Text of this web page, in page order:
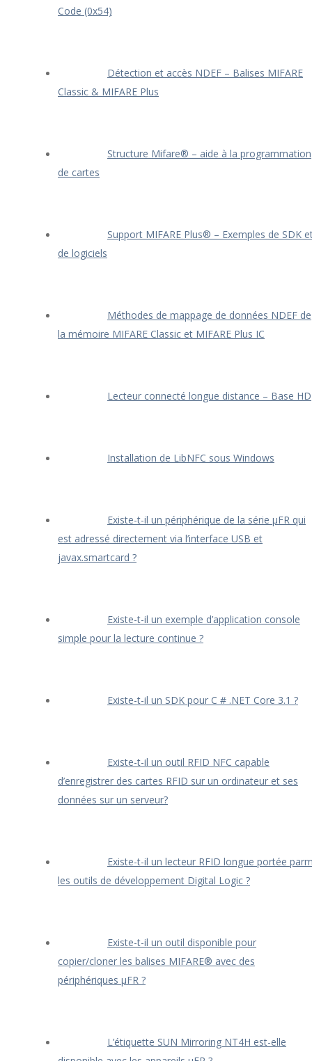
Code (0x54)
Détection et accès NDEF – Balises MIFARE
Classic & MIFARE Plus
Structure Mifare® – aide à la programmation
de cartes
Support MIFARE Plus® – Exemples de SDK
de logiciels
Méthodes de mappage de données NDEF de
la mémoire MIFARE Classic et MIFARE Plus IC
Lecteur connecté longue distance – Base HD
Installation de LibNFC sous Windows
Existe-t-il un périphérique de la série μFR qui
est adressé directement via l’interface USB et
javax.smartcard ?
Existe-t-il un exemple d’application console
simple pour la lecture continue ?
Existe-t-il un SDK pour C # .NET Core 3.1 ?
Existe-t-il un outil RFID NFC capable
d’enregistrer des cartes RFID sur un ordinateur et ses
données sur un serveur?
Existe-t-il un lecteur RFID longue portée
les outils de développement Digital Logic ?
Existe-t-il un outil disponible pour
copier/cloner les balises MIFARE® avec des
périphériques μFR ?
L’étiquette SUN Mirroring NT4H est-elle